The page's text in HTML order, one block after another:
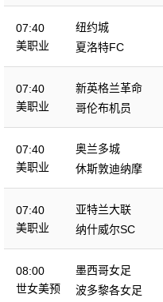
07:40
美职业
纽约城
夏洛特FC
07:40
美职业
新英格兰革命
哥伦布机员
07:40
美职业
奥兰多城
休斯敦迪纳摩
07:40
美职业
亚特兰大联
纳什威尔SC
08:00
世女美预
墨西哥女足
波多黎各女足